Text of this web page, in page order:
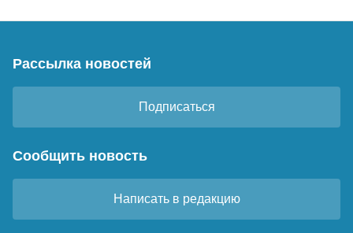
Рассылка новостей
Подписаться
Сообщить новость
Написать в редакцию